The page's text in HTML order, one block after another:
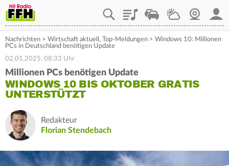
PlaylistStaupilotWetterWebcam
Nachrichten > Wirtschaft aktuell , Top-Meldungen > Windows 10: Millionen
PCs in Deutschland benötigen Update
02.01.2025, 08:33 Uhr
Millionen PCs benötigen Update
WINDOWS 10 BIS OKTOBER GRATIS
UNTERSTÜTZT
Redakteur
Florian Stendebach